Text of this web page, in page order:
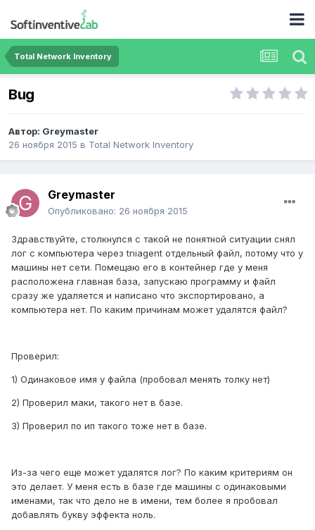
Total Network Inventory
Bug
Автор: Greymaster
26 ноября 2015 в Total Network Inventory
Greymaster
Опубликовано: 26 ноября 2015
Здравствуйте, столкнулся с такой не понятной ситуации снял
лог с компьютера через tniagent отдельный файл, потому что у
машины нет сети. Помещаю его в контейнер где у меня
расположена главная база, запускаю программу и файл
сразу же удаляется и написано что экспортировано, а
компьютера нет. По каким причинам может удалятся файл?
Проверил:
1) Одинаковое имя у файла (пробовал менять толку нет)
2) Проверил маки, такого нет в базе.
3) Проверил по ип такого тоже нет в базе.
Из-за чего еще может удалятся лог? По каким критериям он
это делает. У меня есть в базе где машины с одинаковыми
именами, так что дело не в имени, тем более я пробовал
добавлять букву эффекта ноль.